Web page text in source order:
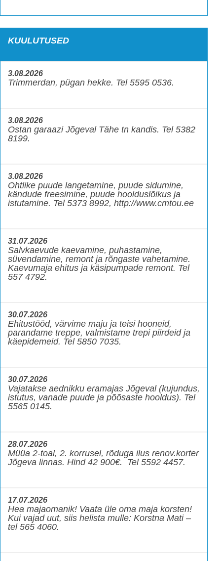
KUULUTUSED
3.08.2026
Trimmerdan, pügan hekke. Tel 5595 0536.
3.08.2026
Ostan garaazi Jõgeval Tähe tn kandis. Tel 5382
8199.
3.08.2026
Ohtlike puude langetamine, puude sidumine,
kändude freesimine, puude hoolduslõikus ja
istutamine. Tel 5373 8992, http://www.cmtou.ee
31.07.2026
Salvkaevude kaevamine, puhastamine,
süvendamine, remont ja rõngaste vahetamine.
Kaevumaja ehitus ja käsipumpade remont. Tel
557 4792.
30.07.2026
Ehitustööd, värvime maju ja teisi hooneid,
parandame treppe, valmistame trepi piirdeid ja
käepidemeid. Tel 5850 7035.
30.07.2026
Vajatakse aednikku eramajas Jõgeval (kujundus,
istutus, vanade puude ja põõsaste hooldus). Tel
5565 0145.
28.07.2026
Müüa 2-toal, 2. korrusel, rõduga ilus renov.korter
Jõgeva linnas. Hind 42 900€. Tel 5592 4457.
17.07.2026
Hea majaomanik! Vaata üle oma maja korsten!
Kui vajad uut, siis helista mulle: Korstna Mati –
tel 565 4060.